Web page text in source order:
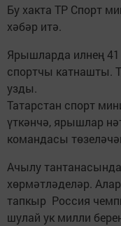
Бу хакта ТР Спорт
хәбәр итә.
Ярышларда илнең
спортчы катнашты.
узды.
Татарстан спорт
үткәнчә, ярышлар
командасы
Ачылу
хөрмәтләделәр.
тапкыр Россия
шулай ук милли